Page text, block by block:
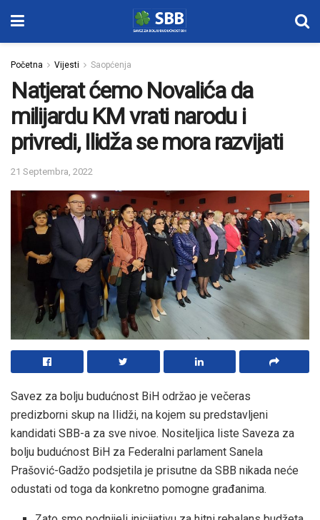
Početna Vijesti Saopćenja
Natjerat ćemo Novalića da
milijardu KM vrati narodu i
privredi, Ilidža se mora razvijati
21 Septembra, 2022
Savez za bolju budućnost BiH održao je večeras
predizborni skup na Ilidži, na kojem su predstavljeni
kandidati SBB-a za sve nivoe. Nositeljica liste Saveza za
bolju budućnost BiH za Federalni parlament Sanela
Prašović-Gadžo podsjetila je prisutne da SBB nikada neće
odustati od toga da konkretno pomogne građanima.